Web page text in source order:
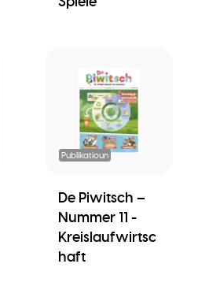
Publikatioun
De Piwitsch –
Nummer 11 -
Kreislaufwirtsc
haft